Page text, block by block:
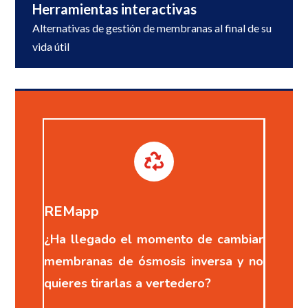
Herramientas interactivas
Alternativas de gestión de membranas al final de su
vida útil

REMapp
¿Ha llegado el momento de cambiar
membranas de ósmosis inversa y no
quieres tirarlas a vertedero?